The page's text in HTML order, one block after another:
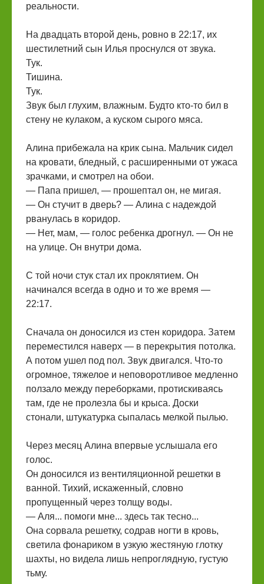
реальности.
На двадцать второй день, ровно в 22:17, их
шестилетний сын Илья проснулся от звука.
Тук.
Тишина.
Тук.
Звук был глухим, влажным. Будто кто-то бил в
стену не кулаком, а куском сырого мяса.
Алина прибежала на крик сына. Мальчик сидел
на кровати, бледный, с расширенными от ужаса
зрачками, и смотрел на обои.
— Папа пришел, — прошептал он, не мигая.
— Он стучит в дверь? — Алина с надеждой
рванулась в коридор.
— Нет, мам, — голос ребенка дрогнул. — Он не
на улице. Он внутри дома.
С той ночи стук стал их проклятием. Он
начинался всегда в одно и то же время —
22:17.
Сначала он доносился из стен коридора. Затем
переместился наверх — в перекрытия потолка.
А потом ушел под пол. Звук двигался. Что-то
огромное, тяжелое и неповоротливое медленно
ползало между переборками, протискиваясь
там, где не пролезла бы и крыса. Доски
стонали, штукатурка сыпалась мелкой пылью.
Через месяц Алина впервые услышала его
голос.
Он доносился из вентиляционной решетки в
ванной. Тихий, искаженный, словно
пропущенный через толщу воды.
— Аля... помоги мне... здесь так тесно...
Она сорвала решетку, содрав ногти в кровь,
светила фонариком в узкую жестяную глотку
шахты, но видела лишь непроглядную, густую
тьму.